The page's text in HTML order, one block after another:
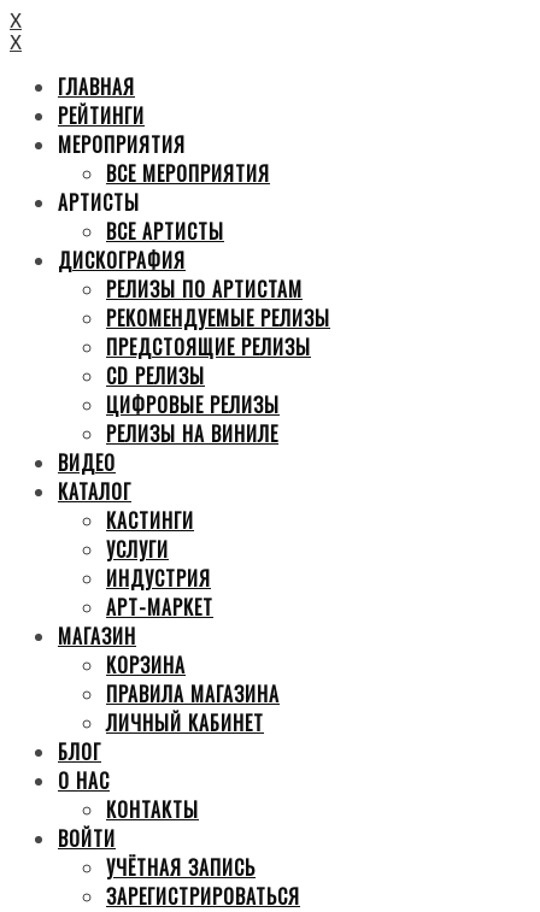
X
X
ГЛАВНАЯ
РЕЙТИНГИ
МЕРОПРИЯТИЯ
ВСЕ МЕРОПРИЯТИЯ
АРТИСТЫ
ВСЕ АРТИСТЫ
ДИСКОГРАФИЯ
РЕЛИЗЫ ПО АРТИСТАМ
РЕКОМЕНДУЕМЫЕ РЕЛИЗЫ
ПРЕДСТОЯЩИЕ РЕЛИЗЫ
CD РЕЛИЗЫ
ЦИФРОВЫЕ РЕЛИЗЫ
РЕЛИЗЫ НА ВИНИЛЕ
ВИДЕО
КАТАЛОГ
КАСТИНГИ
УСЛУГИ
ИНДУСТРИЯ
АРТ-МАРКЕТ
МАГАЗИН
КОРЗИНА
ПРАВИЛА МАГАЗИНА
ЛИЧНЫЙ КАБИНЕТ
БЛОГ
О НАС
КОНТАКТЫ
ВОЙТИ
УЧЁТНАЯ ЗАПИСЬ
ЗАРЕГИСТРИРОВАТЬСЯ